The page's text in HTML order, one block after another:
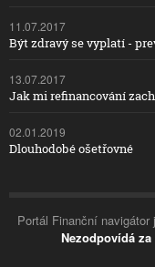
11.07.2017
Být zdravý se vyplatí -
13.07.2017
Jak mi refinancování
02.01.2019
Dlouhodobé ošetřovné
Portál Finanční navigátor
Nezodpovídá